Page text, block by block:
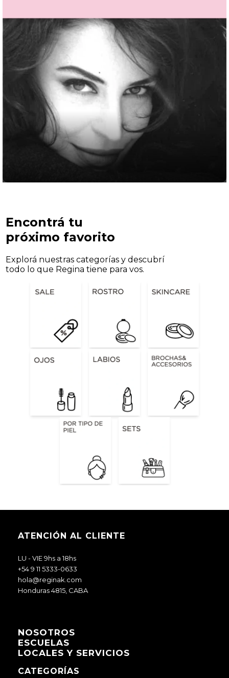
Encontrá tu
próximo favorito
Explorá nuestras categorías y descubrí
todo lo que Regina tiene para vos.
ATENCIÓN AL CLIENTE
LU - VIE 9hs a 18hs
+54 9 11 5333-0633
hola@reginak.com
Honduras 4815, CABA
NOSOTROS
ESCUELAS
LOCALES Y SERVICIOS
CATEGORÍAS